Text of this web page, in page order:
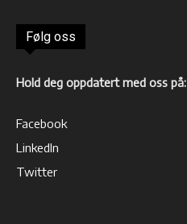
Følg oss
Hold deg oppdatert med oss på:
Facebook
LinkedIn
Twitter